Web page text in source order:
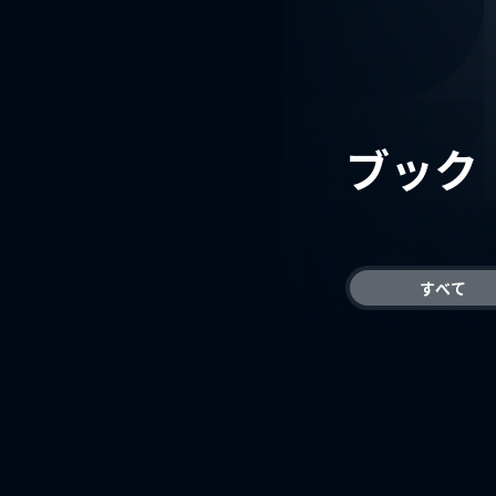
ブック
すべて